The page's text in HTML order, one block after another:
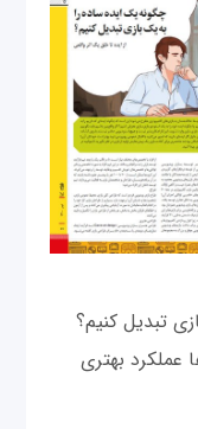
تبدیل کنیم؟
عملکرد بهتری